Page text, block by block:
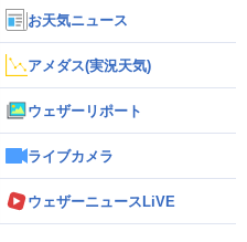
お天気ニュース
アメダス(実況天気)
ウェザーリポート
ライブカメラ
ウェザーニュースLiVE